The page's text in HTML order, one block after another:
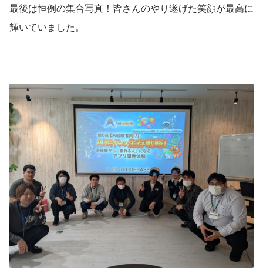
最後は恒例の集合写真！皆さんのやり遂げた笑顔が最高に
輝いていました。